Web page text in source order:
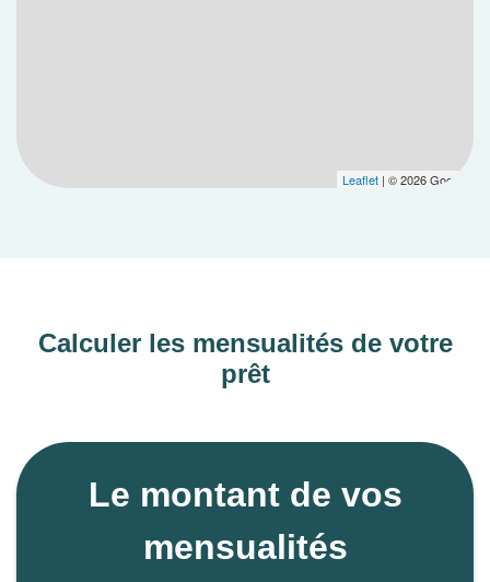
Leaflet | © 2026 Google
Calculer les mensualités de votre
prêt
Le montant de vos
mensualités